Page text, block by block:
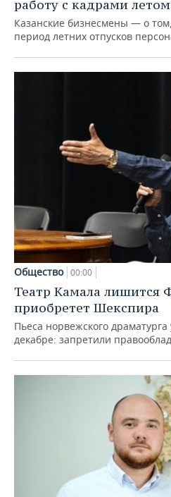
работу с кадрами
Казанские бизнесмены — о
период летних отпусков
Общество 00:00
Театр Камала лишится
приобретет Шекспира
Пьеса норвежского
декабре: запретили